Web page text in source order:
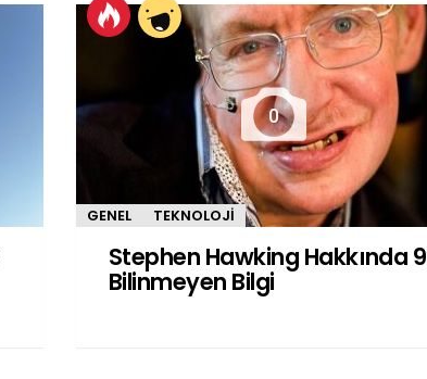
0
GENEL TEKNOLOJI
Stephen Hawking Hakkında 9
Bilinmeyen Bilgi